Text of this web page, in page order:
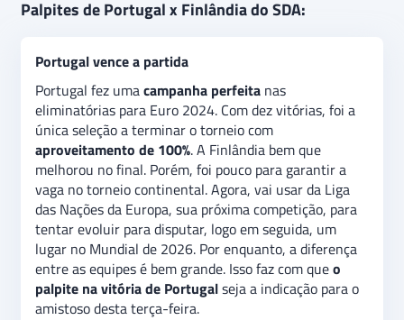
Após11 vitórias seguidas,Portugal encontrou na
Eslovênia, também classificada para a fase final da
jogo da bateria de amistosos de março. Nada,
entretanto, que tirasse seu status deuma das
seleções favoritasao título da Euro da Alemanha. A
Finlândianão estará lá. Caiu na repescagem das
eliminatórias frente ao time do País de Gales. O
palpite na vitória de Portugalé a recomendação
para o amistoso desta terça-feira. Nomercado gols
acima/abaixo , a indicação é naopção acima de 1,75
tento assinalado.
Palpites de Portugal x Finlândia do SDA:
Portugal vence a partida
Portugal fez umacampanha perfeita nas
eliminatórias para Euro 2024. Com dez vitórias, foi a
única seleção a terminar o torneio com
aproveitamento de 100%. A Finlândia bem que
melhorou no final. Porém, foi pouco para garantir a
vaga no torneio continental. Agora, vai usar da Liga
das Nações da Europa, sua próxima competição, para
tentar evoluir para disputar, logo em seguida, um
lugar no Mundial de 2026. Por enquanto, a diferença
entre as equipes é bem grande. Isso faz com queo
palpite na vitória de Portugalseja a indicação para o
amistoso desta terça-feira.